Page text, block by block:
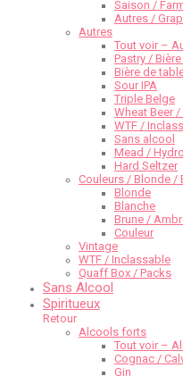
Saison /
Autres /
Autres
Tout voir –
Pastry /
Bière de
Sour IPA
Triple Belge
Wheat Beer
WTF /
Sans alcool
Mead /
Hard Seltzer
Couleurs / Blonde /
Blonde
Blanche
Brune /
Couleur
Vintage
WTF / Inclassable
Quaff Box / Packs
Sans Alcool
Spiritueux
Retour
Alcools forts
Tout voir –
Cognac /
Gin